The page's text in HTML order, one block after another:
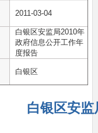
2011-03-04
白银区安监局2010年
政府信息公开工作年
度报告
白银区
白银区安监